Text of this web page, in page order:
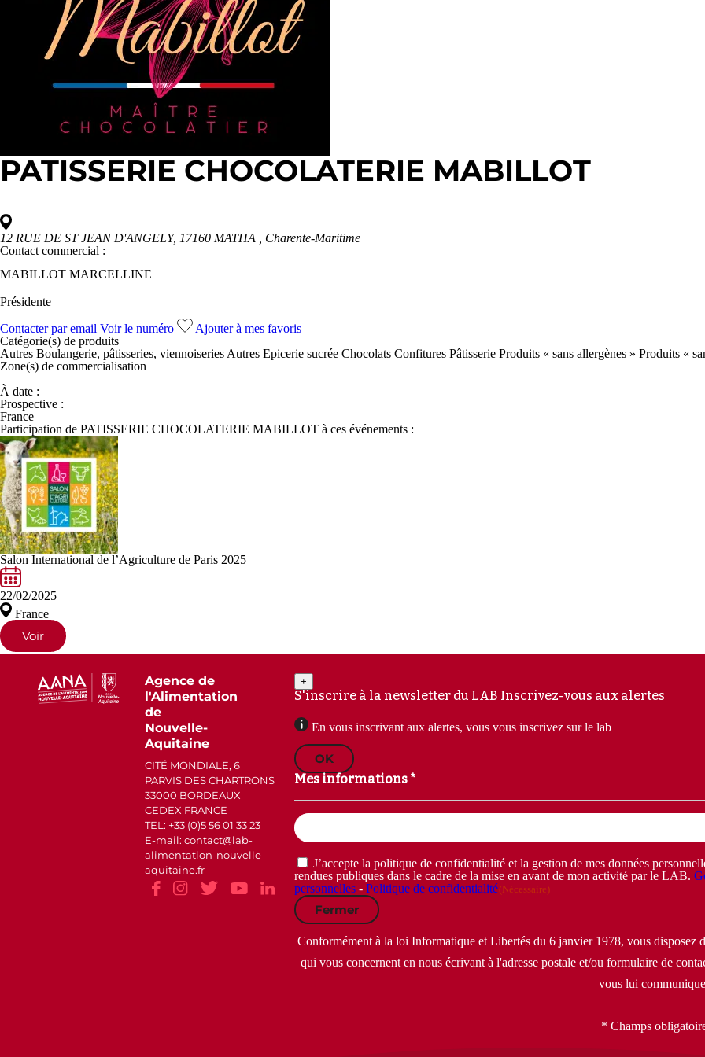
PATISSERIE CHOCOLATERIE MABILLOT
12 RUE DE ST JEAN D'ANGELY, 17160 MATHA
, Charente-Maritime
Contact commercial :
MABILLOT MARCELLINE
Présidente
Contacter par email Voir le numéro
Ajouter à mes favoris
Catégorie(s) de produits
Autres Boulangerie, pâtisseries, viennoiseries Autres Epicerie sucrée Chocolats Confitures Pâtisserie Produits « sans allergènes » Produits «
Zone(s) de commercialisation
À date :
Prospective :
France
Participation de PATISSERIE CHOCOLATERIE MABILLOT à ces événements :
Salon International de l’Agriculture de Paris 2025
22/02/2025
France
Voir
Agence de
l'Alimentation
de
Nouvelle-
Aquitaine
CITÉ MONDIALE, 6
PARVIS DES CHARTRONS
33000 BORDEAUX
CEDEX FRANCE
TEL: +33 (0)5 56 01 33 23
E-mail: contact
lab-
alimentation-nouvelle-
aquitaine.fr
+
S'inscrire à la newsletter du LAB Inscrivez-vous aux alertes
En vous inscrivant aux alertes, vous vous inscrivez sur le lab
OK
Mes informations *
Email
(Nécessaire)
RGPD
(Nécessaire)
J’accepte la politique de confidentialité et la gestion de mes données
rendues publiques dans le cadre de la mise en avant de mon activité par le LAB.
personnelles- Politique de confidentialité(Nécessaire)
Fermer
Conformément à la loi Informatique et Libertés du 6 janvier 1978, vous disposez
qui vous concernent en nous écrivant à l'adresse postale et/ou formulaire de
vous lui
* Champs